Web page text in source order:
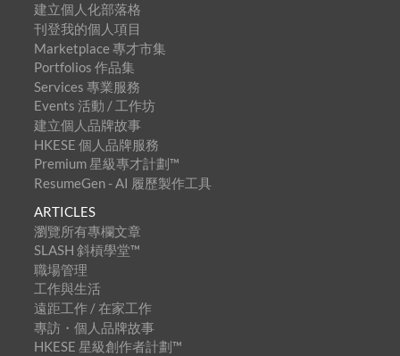
建立個人化部落格
刊登我的個人項目
Marketplace 專才市集
Portfolios 作品集
Services 專業服務
Events 活動 / 工作坊
建立個人品牌故事
HKESE 個人品牌服務
Premium 星級專才計劃™
ResumeGen - AI 履歷製作工具
ARTICLES
瀏覽所有專欄文章
SLASH 斜槓學堂™
職場管理
工作與生活
遠距工作 / 在家工作
專訪・個人品牌故事
HKESE 星級創作者計劃™